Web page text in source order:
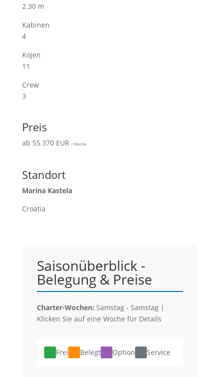
2.30 m
Kabinen
4
Kojen
11
Crew
3
Preis
ab 55.370 EUR / Woche
Standort
Marina Kastela
Croatia
Saisonüberblick -
Belegung & Preise
Charter-Wochen: Samstag - Samstag |
Klicken Sie auf eine Woche für Details
Frei Belegt Option Service